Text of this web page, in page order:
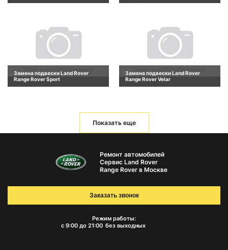
Замена подвески Land Rover
Range Rover Sport
Замена подвески Land Rover
Range Rover Velar
Показать еще
Ремонт автомобилей
Сервис Land Rover
Range Rover в Москве
Режим работы:
с 9:00 до 21:00 без выходных
Заказать звонок